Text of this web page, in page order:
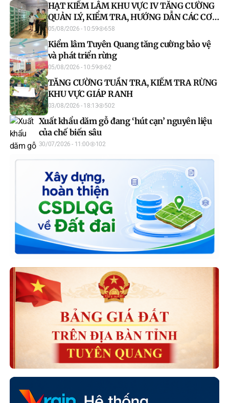
HẠT KIỂM LÂM KHU VỰC IV TĂNG CƯỜNG
QUẢN LÝ, KIỂM TRA, HƯỚNG DẪN CÁC CƠ
SỞ NUÔI ĐỘNG VẬT HOANG DÃ
05/08/2026 - 10:59 658
Kiểm lâm Tuyên Quang tăng cường bảo vệ
và phát triển rừng
05/08/2026 - 10:59 62
TĂNG CƯỜNG TUẦN TRA, KIỂM TRA RỪNG
KHU VỰC GIÁP RANH
03/08/2026 - 18:13 502
Xuất khẩu dăm gỗ đang ‘hút cạn’ nguyên liệu
của chế biến sâu
30/07/2026 - 11:00 102